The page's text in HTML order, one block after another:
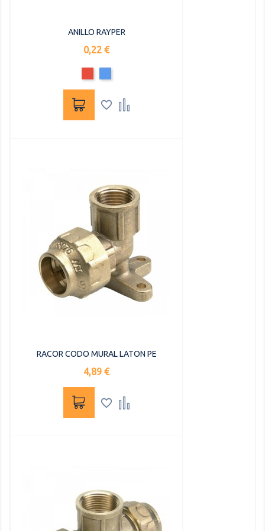
ANILLO RAYPER
Precio
0,22 €
 
RACOR CODO MURAL LATON PE
Precio
4,89 €
 